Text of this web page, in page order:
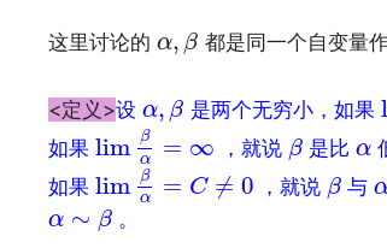
这里讨论的 α, β
α β 都是同一个自变量
<定义>设 α, β
α β 是两个无穷小，如果
如果 lim
β
α
= ∞
limβα = ∞
，就说 β
β是比 α
α
如果 lim
β
α
= C ≠ 0
βα
，就说 β
β 与
α ∼ β
α
。